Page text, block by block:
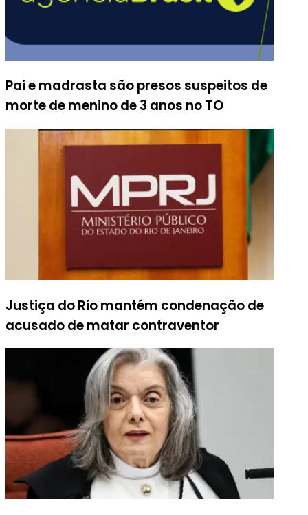
Pai e madrasta são presos suspeitos de
morte de menino de 3 anos no TO
Justiça do Rio mantém condenação de
acusado de matar contraventor